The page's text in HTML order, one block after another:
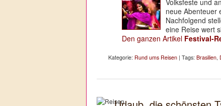
Volksfeste und
neue Abenteuer
Nachfolgend
eine Reise wert
Den ganzen Artikel Festival-
Kategorie: Rund ums Reisen | Tags: Brasilien,